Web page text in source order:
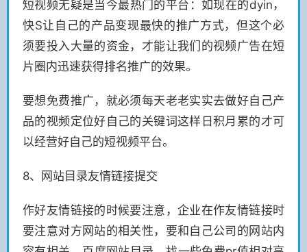
短视频无疑是当今最热门的平台：如现在的dyin，
快S让自己的产品变现最快的推广方式，但这个必
须要投入大量的资金，才能让我们的视频广告在短
片圈内迅速获得排名推广的效果。
要想免费推广，就必须每天老老实实去做好自己产
品的视频定位好自己的关键词这样日积月累的才可
以经营好自己的短视频平台。
8、网站目录友情链接提交
作好友情链接的时候要注意，企业在作友情链接时
要注意对方网站的相关性，要和自己公司的网站内